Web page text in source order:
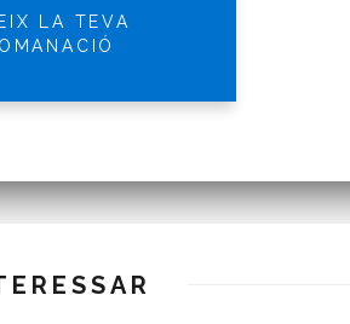
LA TEVA